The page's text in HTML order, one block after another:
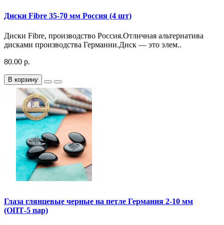
Диски Fibre 35-70 мм Россия (4 шт)
Диски Fibre, производство Россия.Отличная альтернатива
дисками производства Германии.Диск — это элем..
80.00 р.
В корзину
Глаза глянцевые черные на петле Германия 2-10 мм
(ОПТ-5 пар)